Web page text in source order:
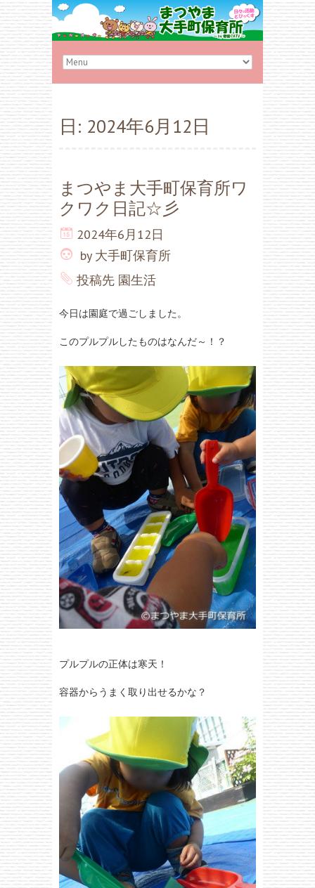
日: 2024年6月12日
まつやま大手町保育所ワ
クワク日記☆彡
2024年6月12日
by 大手町保育所
投稿先 園生活
今日は園庭で過ごしました。
このプルプルしたものはなんだ～！？
プルプルの正体は寒天！
容器からうまく取り出せるかな？